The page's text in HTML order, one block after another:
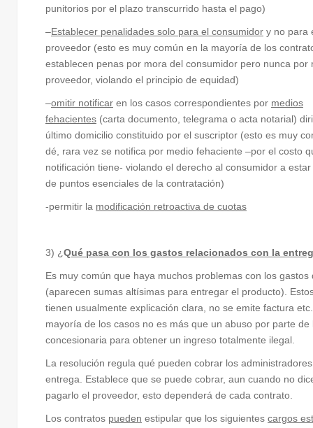
punitorios por el plazo transcurrido hasta el pago)
–Establecer penalidades solo para el consumidor y no para
proveedor (esto es muy común en la mayoría de los
establecen penas por mora del consumidor pero nunca por
proveedor, violando el principio de equidad)
–omitir notificar en los casos correspondientes por medios
fehacientes (carta documento, telegrama o acta notarial)
último domicilio constituido por el suscriptor (esto es muy
dé, rara vez se notifica por medio fehaciente –por el costo
notificación tiene- violando el derecho al consumidor a
de puntos esenciales de la contratación)
-permitir la modificación retroactiva de cuotas
3) ¿Qué pasa con los gastos relacionados con la
Es muy común que haya muchos problemas con los gastos
(aparecen sumas altísimas para entregar el producto).
tienen usualmente explicación clara, no se emite factura
mayoría de los casos no es más que un abuso por parte de
concesionaria para obtener un ingreso totalmente ilegal.
La resolución regula qué pueden cobrar los
entrega. Establece que se puede cobrar, aun cuando no
pagarlo el proveedor, esto dependerá de cada contrato.
Los contratos pueden estipular que los siguientes cargos